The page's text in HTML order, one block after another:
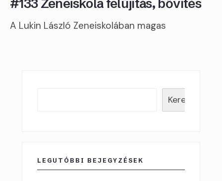
#133 Zeneiskola felújítás, bővítés
A Lukin László Zeneiskolában magas
Keresés
LEGUTÓBBI BEJEGYZÉSEK